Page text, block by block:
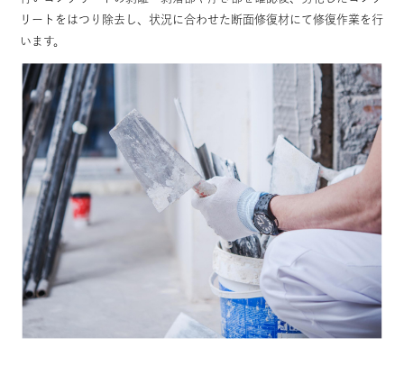
リートをはつり除去し、状況に合わせた断面修復材にて修復作業を行
います。